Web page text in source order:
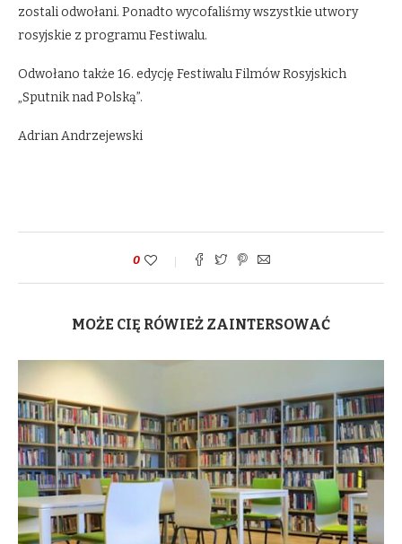
zostali odwołani. Ponadto wycofaliśmy wszystkie utwory
rosyjskie z programu Festiwalu.
Odwołano także 16. edycję Festiwalu Filmów Rosyjskich
„Sputnik nad Polską”.
Adrian Andrzejewski
0
MOŻE CIĘ RÓWIEŻ ZAINTERSOWAĆ